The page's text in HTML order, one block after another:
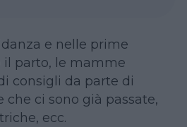
e nelle prime
parto, le mamme
consigli da parte di
che ci sono già passate,
ecc.